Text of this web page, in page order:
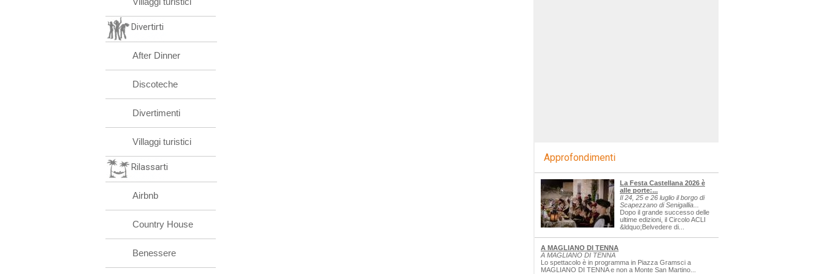
Divertirti
After Dinner
Discoteche
Divertimenti
Villaggi turistici
Rilassarti
Airbnb
Country House
Benessere
Approfondimenti
La Festa Castellana 2026 è
alle porte:...
Il 24, 25 e 26 luglio il borgo di
Scapezzano di Senigallia...
Dopo il grande successo delle
ultime edizioni, il Circolo ACLI
&ldquo;Belvedere di...
A MAGLIANO DI TENNA
A MAGLIANO DI TENNA
Lo spettacolo è in programma in Piazza Gramsci a
MAGLIANO DI TENNA e non a Monte San Martino...